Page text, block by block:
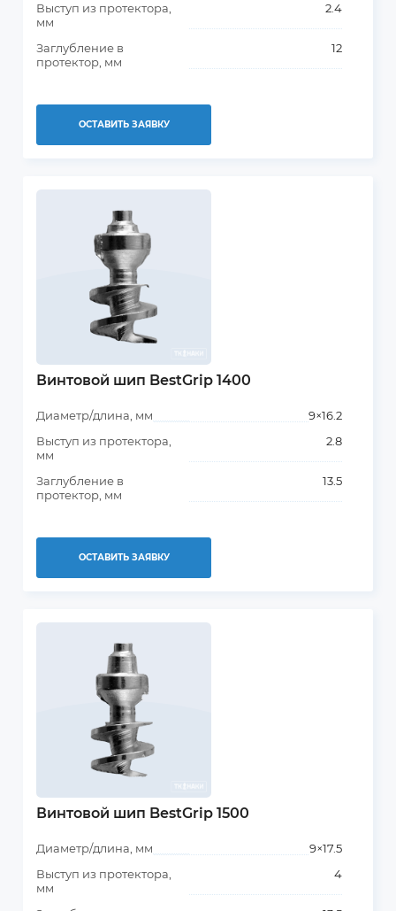
Выступ из протектора,
мм
2.4
Заглубление в
протектор, мм
12
ОСТАВИТЬ ЗАЯВКУ
Винтовой шип BestGrip 1400
Диаметр/длина, мм
9×16.2
Выступ из протектора,
мм
2.8
Заглубление в
протектор, мм
13.5
ОСТАВИТЬ ЗАЯВКУ
Винтовой шип BestGrip 1500
Диаметр/длина, мм
9×17.5
Выступ из протектора,
мм
4